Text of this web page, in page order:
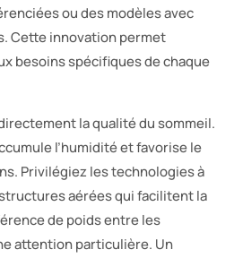
ou des modèles avec
Cette innovation permet
besoins spécifiques de chaque
la qualité du sommeil.
l’humidité et favorise le
Privilégiez les technologies à
aérées qui facilitent la
de poids entre les
attention particulière. Un